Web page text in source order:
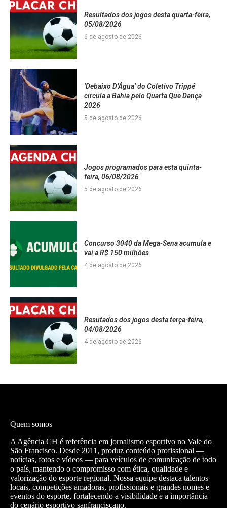
Resultados dos jogos desta quarta-feira,
05/08/2026
6 de agosto de 2026
‘Debaixo D’Água’ do Coletivo Trippé
circula a Bahia pelo Quarta Que Dança
2026
5 de agosto de 2026
Jogos programados para esta quinta-
feira, 06/08/2026
5 de agosto de 2026
Concurso 3040 da Mega-Sena acumula e
vai a R$ 150 milhões
4 de agosto de 2026
Resutados dos jogos desta terça-feira,
04/08/2026
4 de agosto de 2026
Quem somos
A Agência CH é referência em jornalismo esportivo no Vale do
São Francisco. Desde 2011, produz conteúdo profissional —
notícias, fotos e vídeos — para veículos de comunicação de todo
o país, mantendo o compromisso com ética, qualidade e
valorização do esporte regional. Nossa equipe destaca talentos
locais, competições amadoras, profissionais e grandes nomes e
eventos do esporte, fortalecendo a visibilidade e a importância
do cenário esportivo sanfranciscano.